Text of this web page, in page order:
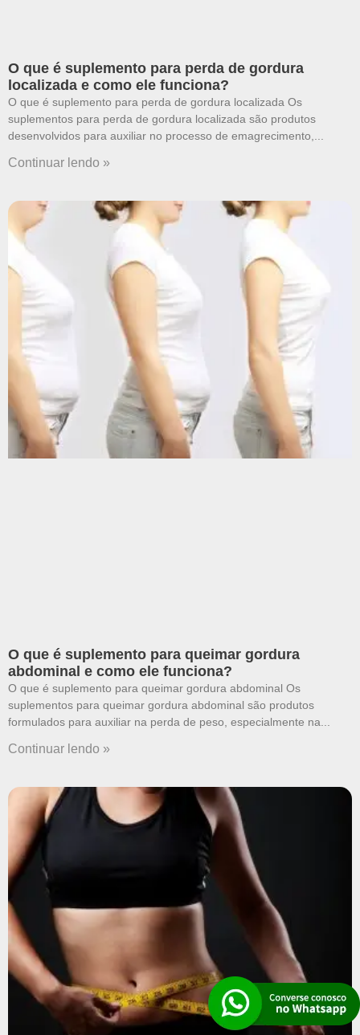
O que é suplemento para perda de gordura
localizada e como ele funciona?
O que é suplemento para perda de gordura localizada Os
suplementos para perda de gordura localizada são produtos
desenvolvidos para auxiliar no processo de emagrecimento,
Continuar lendo »
O que é suplemento para queimar gordura
abdominal e como ele funciona?
O que é suplemento para queimar gordura abdominal Os
suplementos para queimar gordura abdominal são produtos
formulados para auxiliar na perda de peso, especialmente na
Continuar lendo »